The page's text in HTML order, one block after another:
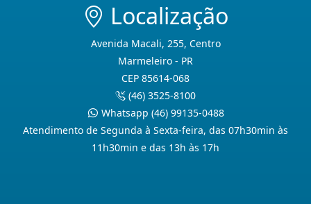
Localização
Avenida Macali, 255, Centro
Marmeleiro - PR
CEP 85614-068
(46) 3525-8100
Whatsapp (46) 99135-0488
Atendimento de Segunda à Sexta-feira, das 07h30min às
11h30min e das 13h às 17h